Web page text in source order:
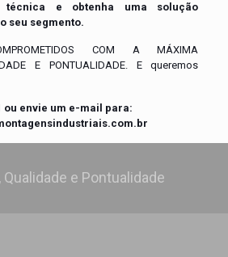
e obtenha uma solução
seu segmento.
COM A MÁXIMA
E PONTUALIDADE. E queremos
ou envie um e-mail para:
Qualidade e Pontualidade